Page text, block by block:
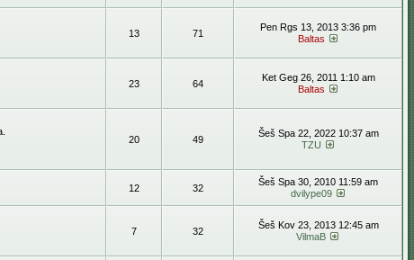
13 71
Pen Rgs 13, 2013 3:36 pm
Baltas
23 64
Ket Geg 26, 2011 1:10 am
Baltas
20 49
Šeš Spa 22, 2022 10:37 am
TZU
12 32
Šeš Spa 30, 2010 11:59 am
dvilype09
7 32
Šeš Kov 23, 2013 12:45 am
VilmaB